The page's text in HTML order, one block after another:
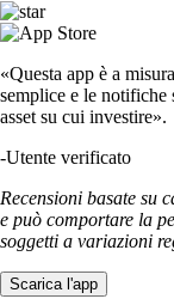
«Questa app è a
semplice e le notifiche
asset su cui investire».
-Utente verificato
Recensioni basate su
e può comportare la
soggetti a variazioni
Scarica l'app